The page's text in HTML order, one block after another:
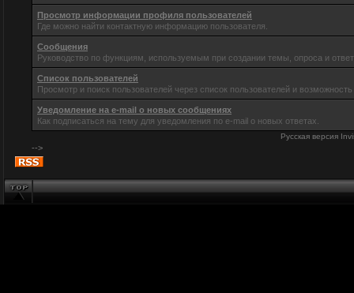
Просмотр информации профиля пользователей
Где можно найти контактную информацию пользователя.
Сообщения
Руководство по функциям, используемым при создании темы, опроса и
Список пользователей
Просмотр и поиск пользователей через список пользователей и
Уведомление на e-mail о новых сообщениях
Как подписаться на тему для уведомления по e-mail о новых ответах.
Русская версия
-->